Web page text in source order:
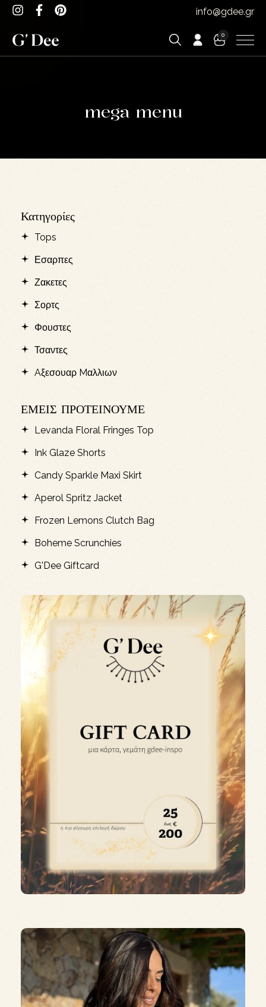
info@gdee.gr
0
mega menu
Κατηγορίες
Tops
Εσαρπες
Ζακετες
Σορτς
Φουστες
Τσαντες
Aξεσουαρ Mαλλιων
ΕΜΕΙΣ ΠΡΟΤΕΙΝΟΥΜΕ
Levanda Floral Fringes Top
Ink Glaze Shorts
Candy Sparkle Maxi Skirt
Aperol Spritz Jacket
Frozen Lemons Clutch Bag
Boheme Scrunchies
G'Dee Giftcard